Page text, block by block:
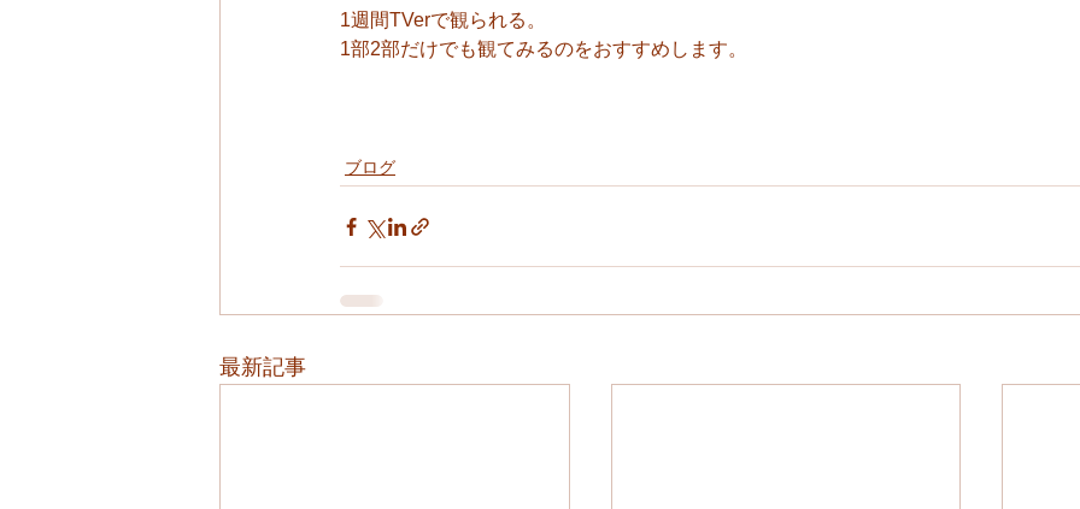
1週間TVerで観られる。
1部2部だけでも観てみるのをおすすめします。
ブログ
最新記事